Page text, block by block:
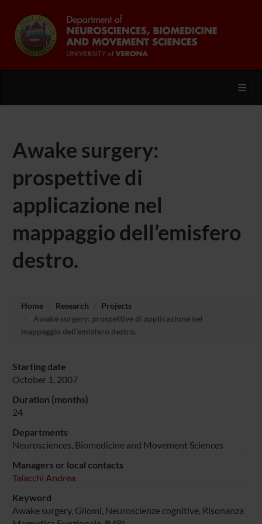
Awake surgery:
prospettive di
applicazione nel
mappaggio dell’emisfero
destro.
Home Research
Projects
Awake surgery: prospettive di applicazione nel
mappaggio dell’emisfero destro.
Starting date
October 1, 2007
Duration (months)
24
Departments
Neurosciences, Biomedicine and Movement Sciences
Managers or local contacts
Talacchi Andrea
Keyword
Awake surgery, Gliomi, Neuroscienze cognitive, Risonanza